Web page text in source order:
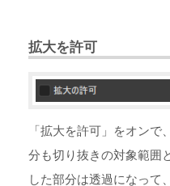
拡大を許可
「拡大を許可」をオン
分も切り抜きの対象範囲
した部分は透過になって